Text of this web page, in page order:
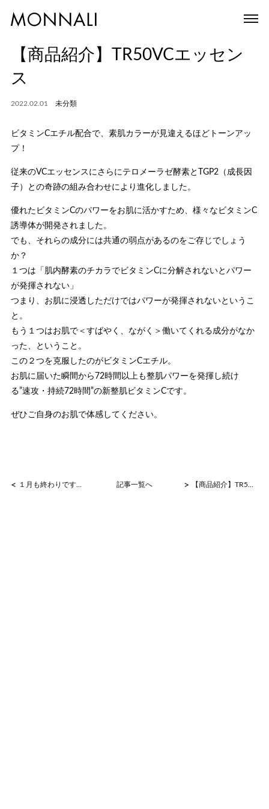
【商品紹介】TR50VCエッセン
ス
2022.02.01 未分類
ビタミンCエチル配合で、素肌カラーが見違えるほどトーンアッ
プ！
従来のVCエッセンスにさらにテロメーラゼ酵素とTGP2（成長因
子）との奇跡の組み合わせにより進化しました。
優れたビタミンCのパワーをお肌に活かすため、様々なビタミンC
誘導体が開発されました。
でも、それらの成分には共通の弱点があるのをご存じでしょう
か？
１つは「肌内酵素のチカラでビタミンCに分解されないとパワー
が発揮されない」
つまり、お肌に浸透しただけではパワーが発揮されないというこ
と。
もう１つはお肌で＜すばやく、ながく＞働いてくれる成分がなか
った、ということ。
この２つを克服したのがビタミンCエチル。
お肌に届いた瞬間から72時間以上も整肌パワーを発揮し続け
る”速攻・持続72時間”の新整肌ビタミンCです。
ぜひご自身のお肌で体感してください。
< １月も終わりですね 記事一覧へ > 【商品紹介】TR50エッセンス